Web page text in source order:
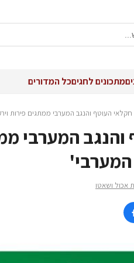
מתכונים לחגיםכל המדורים
חקלאי העוטף והנגב המערבי ממתגים פירות
המערבי
אכול ושאטו